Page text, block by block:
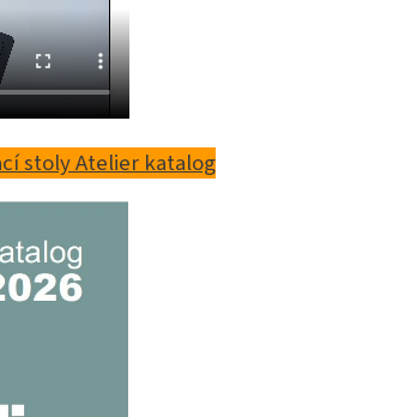
stoly Atelier katalog